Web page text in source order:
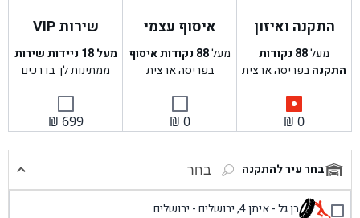
התקנה ואיזון
מעל88 נקודות
התקנהבפריסה ארצית
₪ 0
איסוף עצמי
מעל88 נקודות איסוף
בפריסה ארצית
₪ 0
שירות VIP
מעל 18 ניידות שירות
ממתינות לך בדרכים
₪ 699
בחר עיר להתקנה בחר
בן גל - איתן 4, ירושלים - ירושלים